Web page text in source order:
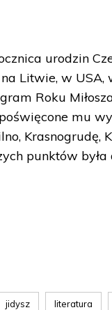
urodzin
Litwie, w USA,
Roku
mu
Krasnogrudę,
punktów
jidysz literatura